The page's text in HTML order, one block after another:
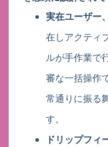
実在ユーザー
在しアクティ
ルが手作業で
審な一括操作
常通りに振る
す。
ドリップフィ